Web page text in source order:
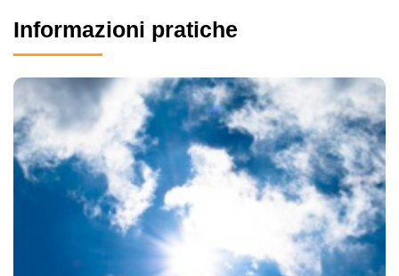
Informazioni pratiche